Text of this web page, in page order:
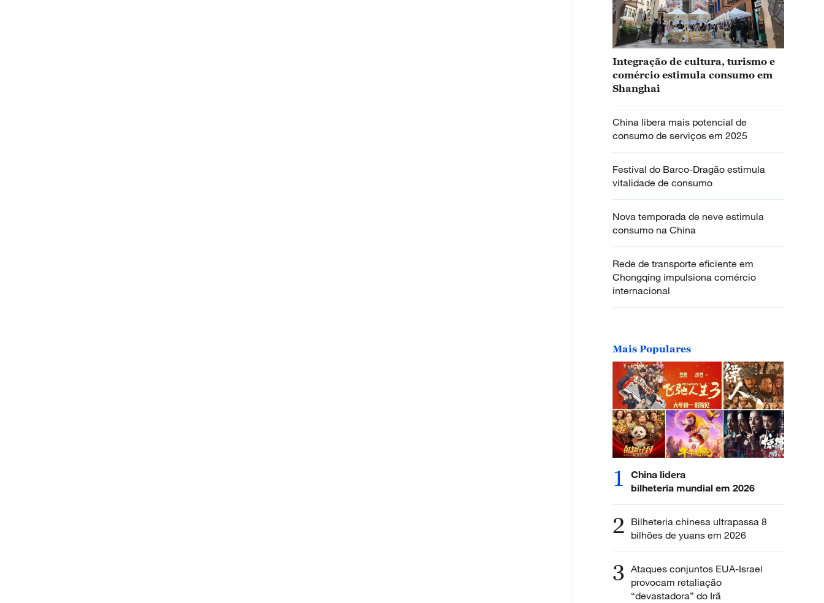
Integração de cultura, turismo e
comércio estimula consumo em
Shanghai
China libera mais potencial de
consumo de serviços em 2025
Festival do Barco-Dragão estimula
vitalidade de consumo
Nova temporada de neve estimula
consumo na China
Rede de transporte eficiente em
Chongqing impulsiona comércio
internacional
Mais Populares
1
China lidera
bilheteria mundial em 2026
2 Bilheteria chinesa ultrapassa 8
bilhões de yuans em 2026
3 Ataques conjuntos EUA-Israel
provocam retaliação
“devastadora” do Irã